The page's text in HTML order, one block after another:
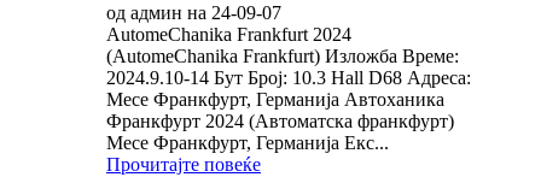
од админ на 24-09-07
AutomeChanika Frankfurt 2024
(AutomeChanika Frankfurt) Изложба Време:
2024.9.10-14 Бут Број: 10.3 Hall D68 Адреса:
Месе Франкфурт, Германија Автоханика
Франкфурт 2024 (Автоматска франкфурт)
Месе Франкфурт, Германија Екс...
Прочитајте повеќе